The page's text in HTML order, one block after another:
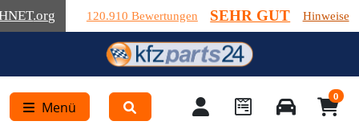
.org 120.910 Bewertungen SEHR GUT Hinweise
Menü
0